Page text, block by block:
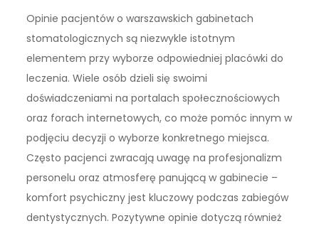
Opinie pacjentów o warszawskich gabinetach
stomatologicznych są niezwykle istotnym
elementem przy wyborze odpowiedniej placówki do
leczenia. Wiele osób dzieli się swoimi
doświadczeniami na portalach społecznościowych
oraz forach internetowych, co może pomóc innym w
podjęciu decyzji o wyborze konkretnego miejsca.
Często pacjenci zwracają uwagę na profesjonalizm
personelu oraz atmosferę panującą w gabinecie –
komfort psychiczny jest kluczowy podczas zabiegów
dentystycznych. Pozytywne opinie dotyczą również